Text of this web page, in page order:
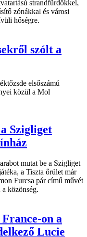
strandfürdőkkel,
zónákkal és városi
hőségre.
szólt a
elsőszámú
közül a Mol
Szigliget
mutat be a Szigliget
a Tiszta őrület már
Furcsa pár című művét
közönség.
on a
Lucie